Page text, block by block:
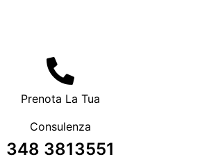
Prenota La Tua
Consulenza
348 3813551